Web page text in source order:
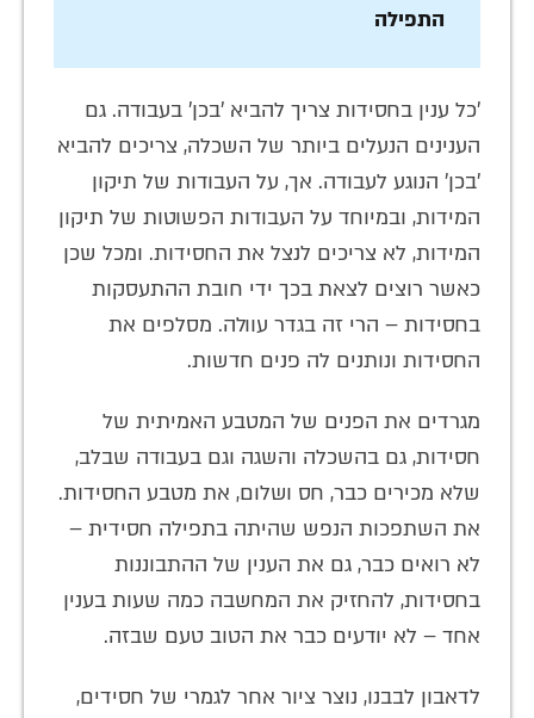
התפילה
'כל ענין בחסידות צריך להביא 'בכן' בעבודה. גם
הענינים הנעלים ביותר של השכלה, צריכים להביא
'בכן' הנוגע לעבודה. אך, על העבודות של תיקון
המידות, ובמיוחד על העבודות הפשוטות של תיקון
המידות, לא צריכים לנצל את החסידות. ומכל שכן
כאשר רוצים לצאת בכך ידי חובת ההתעסקות
בחסידות – הרי זה בגדר עוולה. מסלפים את
החסידות ונותנים לה פנים חדשות.
מגרדים את הפנים של המטבע האמיתית של
חסידות, גם בהשכלה והשגה וגם בעבודה שבלב,
שלא מכירים כבר, חס ושלום, את מטבע החסידות.
את השתפכות הנפש שהיתה בתפילה חסידית –
לא רואים כבר, גם את הענין של ההתבוננות
בחסידות, להחזיק את המחשבה כמה שעות בענין
אחד – לא יודעים כבר את הטוב טעם שבזה.
לדאבון לבבנו, נוצר ציור אחר לגמרי של חסידים,